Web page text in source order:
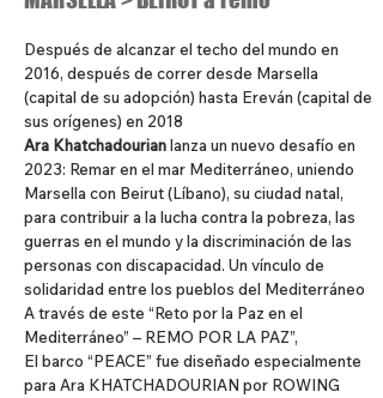
Después de alcanzar el techo del mundo en
2016, después de correr desde Marsella
(capital de su adopción) hasta Ereván (capital de
sus orígenes) en 2018
Ara Khatchadourianlanza un nuevo desafío en
2023: Remar en el mar Mediterráneo, uniendo
Marsella con Beirut (Líbano), su ciudad natal,
para contribuir a la lucha contra la pobreza, las
guerras en el mundo y la discriminación de las
personas con discapacidad. Un vínculo de
solidaridad entre los pueblos del Mediterráneo
A través de este “Reto por la Paz en el
Mediterráneo” – REMO POR LA PAZ”,
El barco “PEACE” fue diseñado especialmente
para Ara KHATCHADOURIAN por ROWING